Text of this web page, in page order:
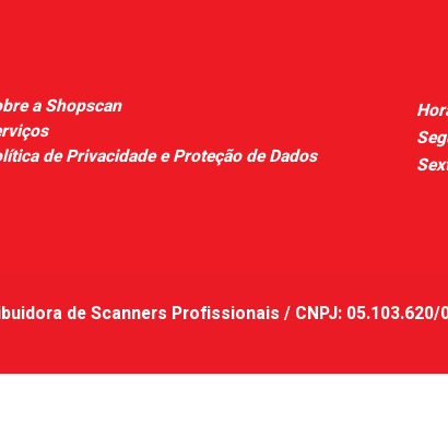
a Shopscan
de Privacidade e Proteção de Dados
de Scanners Profissionais / CNPJ: 05.103.620/